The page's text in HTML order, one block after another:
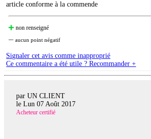
article conforme à la commende
non renseigné
aucun point négatif
Signaler cet avis comme inapproprié
Ce commentaire a été utile ? Recommander +
par UN CLIENT
le Lun 07 Août 2017
Acheteur certifié